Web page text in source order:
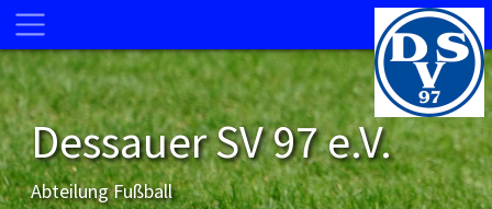
Dessauer SV 97 e.V.
Abteilung Fußball